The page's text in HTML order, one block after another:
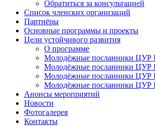
Обратиться за консультацией
Список членских организаций
Партнёры
Основные программы и проекты
Цели устойчивого развития
О программе
Молодёжные посланники ЦУР
Молодёжные посланники ЦУР
Молодёжные посланники ЦУР
Молодёжные посланники ЦУР
Анонсы мероприятий
Новости
Фотогалерея
Контакты